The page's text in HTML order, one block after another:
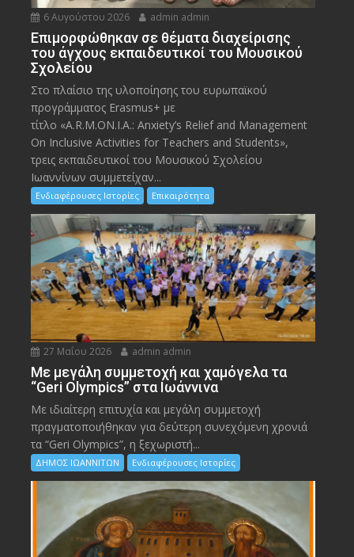
6 Αυγούστου 2026 admin admin
Eπιμορφώθηκαν σε θέματα διαχείρισης
του άγχους εκπαιδευτικοί του Μουσικού
Σχολείου
Στο πλαίσιο της υλοποίησης του ευρωπαϊκού
προγράμματος Erasmus+ με
τίτλο «A.R.M.ON.I.A.: Anxiety’s Relief and Management
On Inclusive Activities for Teachers and Students»,
τρεις εκπαιδευτικοί του Μουσικού Σχολείου
Ιωαννίνων συμμετείχαν...
Ενδιαφέρουσες Ιστορίες Επικαιρότητα
27 Μαΐου 2026 admin admin
Με μεγάλη συμμετοχή και χαμόγελα τα
“Geri Olympics” στα Ιωάννινα
Με ιδιαίτερη επιτυχία και μεγάλη συμμετοχή
πραγματοποιήθηκαν για δεύτερη συνεχόμενη χρονιά
τα “Geri Olympics”, η ξεχωριστή...
ΔΗΜΟΣ ΙΩΑΝΝΙΤΩΝ Ενδιαφέρουσες Ιστορίες